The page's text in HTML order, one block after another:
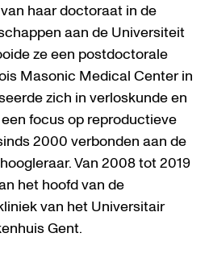
haar doctoraat in de
aan de Universiteit
ze een postdoctorale
Masonic Medical Center in
zich in verloskunde en
focus op reproductieve
2000 verbonden aan de
Van 2008 tot 2019
het hoofd van de
van het Universitair
Gent.